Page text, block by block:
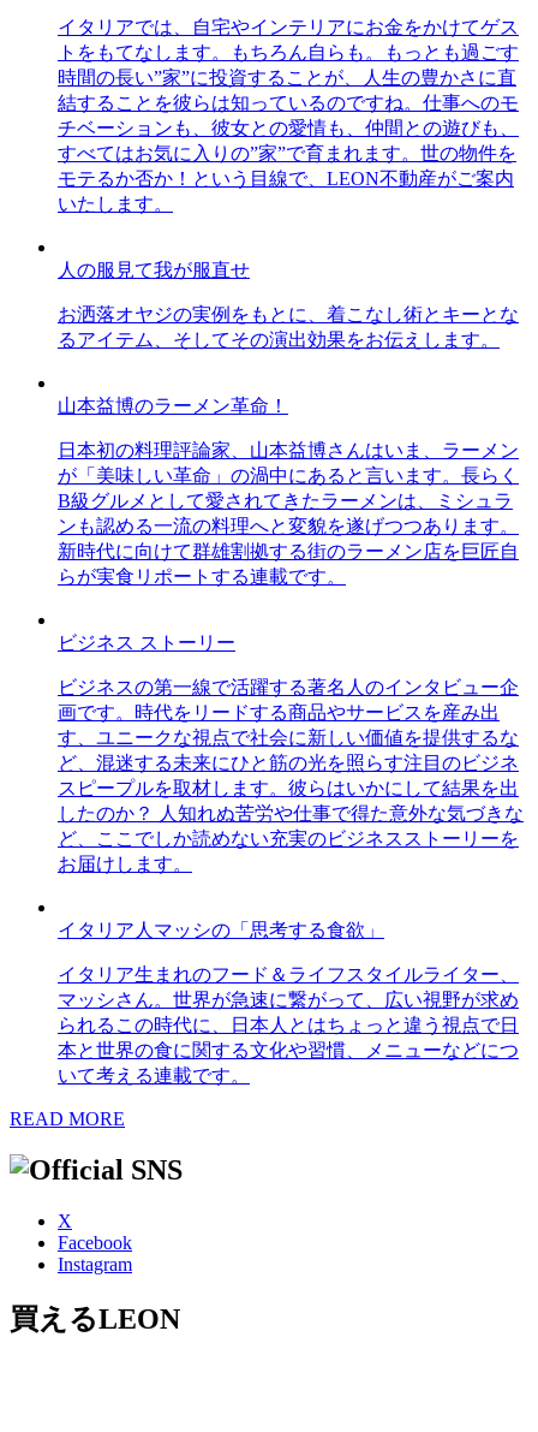
イタリアでは、自宅やインテリアにお金をかけてゲス
トをもてなします。もちろん自らも。もっとも過ごす
時間の長い”家”に投資することが、人生の豊かさに直
結することを彼らは知っているのですね。仕事へのモ
チベーションも、彼女との愛情も、仲間との遊びも、
すべてはお気に入りの”家”で育まれます。世の物件を
モテるか否か！という目線で、LEON不動産がご案内
いたします。
人の服見て我が服直せ
お洒落オヤジの実例をもとに、着こなし術とキーとな
るアイテム、そしてその演出効果をお伝えします。
山本益博のラーメン革命！
日本初の料理評論家、山本益博さんはいま、ラーメン
が「美味しい革命」の渦中にあると言います。長らく
B級グルメとして愛されてきたラーメンは、ミシュラ
ンも認める一流の料理へと変貌を遂げつつあります。
新時代に向けて群雄割拠する街のラーメン店を巨匠自
らが実食リポートする連載です。
ビジネス ストーリー
ビジネスの第一線で活躍する著名人のインタビュー企
画です。時代をリードする商品やサービスを産み出
す、ユニークな視点で社会に新しい価値を提供するな
ど、混迷する未来にひと筋の光を照らす注目のビジネ
スピープルを取材します。彼らはいかにして結果を出
したのか？ 人知れぬ苦労や仕事で得た意外な気づきな
ど、ここでしか読めない充実のビジネスストーリーを
お届けします。
イタリア人マッシの「思考する食欲」
イタリア生まれのフード＆ライフスタイルライター、
マッシさん。世界が急速に繋がって、広い視野が求め
られるこの時代に、日本人とはちょっと違う視点で日
本と世界の食に関する文化や習慣、メニューなどにつ
いて考える連載です。
READ MORE
X
Facebook
Instagram
買えるLEON